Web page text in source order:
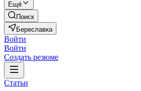
Ещё
Поиск
Береславка
Войти
Войти
Создать резюме
Статьи